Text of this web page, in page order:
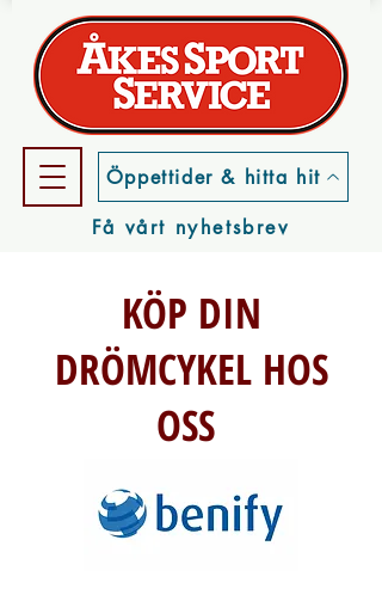
Öppettider & hitta hit
Få vårt nyhetsbrev
KÖP DIN
DRÖMCYKEL HOS
OSS